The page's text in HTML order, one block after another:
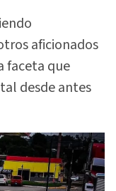
aficionados
faceta que
desde antes